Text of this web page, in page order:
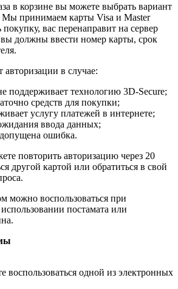
в корзине вы можете выбрать вариант
Мы принимаем карты Visa и Master
вас перенаправит на сервер
должны ввести номер карты, срок
авторизации в случае:
поддерживает технологию 3D-Secure;
средств для покупки;
услугу платежей в интернете;
ввода данных;
ошибка.
повторить авторизацию через 20
другой картой или обратиться в свой
можно воспользоваться при
постамата или
воспользоваться одной из электронных